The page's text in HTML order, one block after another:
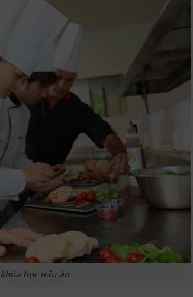
học nấu ăn